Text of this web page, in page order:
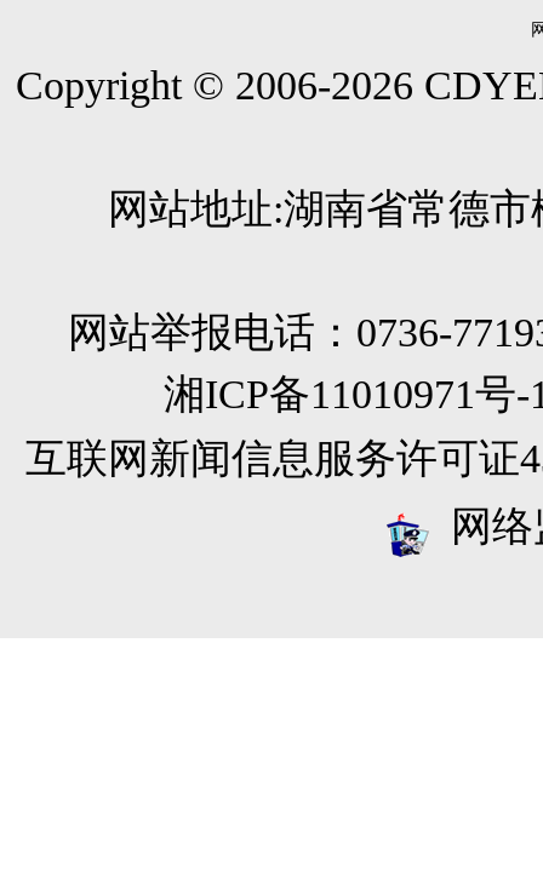
Copyright © 2006-2026
网站地址:湖南省常德
网站举报电话：0736-
湘ICP备11010971
互联网新闻信息服务许可证
网络